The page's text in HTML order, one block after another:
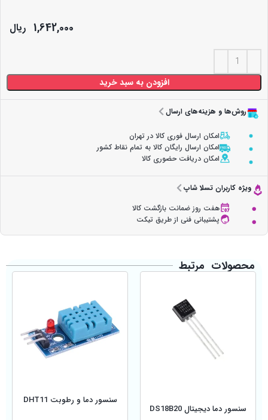
1,642,000 ریال
افزودن به سبد خرید
روش‌ها و هزینه‌های ارسال
امکان ارسال فوری کالا در تهران
امکان ارسال رایگان کالا به تمام نقاط کشور
امکان دریافت حضوری کالا
ویژه کاربران تسلا شاپ
هفت روز ضمانت بازگشت کالا
پشتیبانی فنی از طریق تیکت
محصولات مرتبط
سنسور دما دیجیتال DS18B20
سنسور دما و رطوبت DHT11